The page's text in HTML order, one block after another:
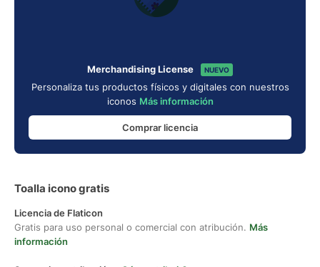
Merchandising License NUEVO
Personaliza tus productos físicos y digitales con nuestros
iconos Más información
Comprar licencia
Toalla icono gratis
Licencia de Flaticon
Gratis para uso personal o comercial con atribución. Más
información